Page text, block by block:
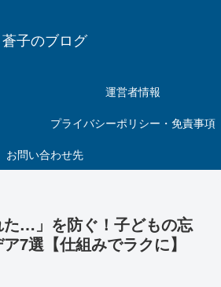
蒼子のブログ
運営者情報
プライバシーポリシー・免責事項
お問い合わせ先
…」を防ぐ！子どもの忘
7選【仕組みでラクに】